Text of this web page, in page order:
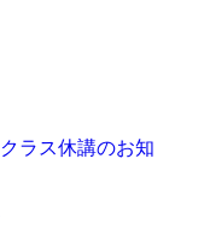
ラス休講のお知